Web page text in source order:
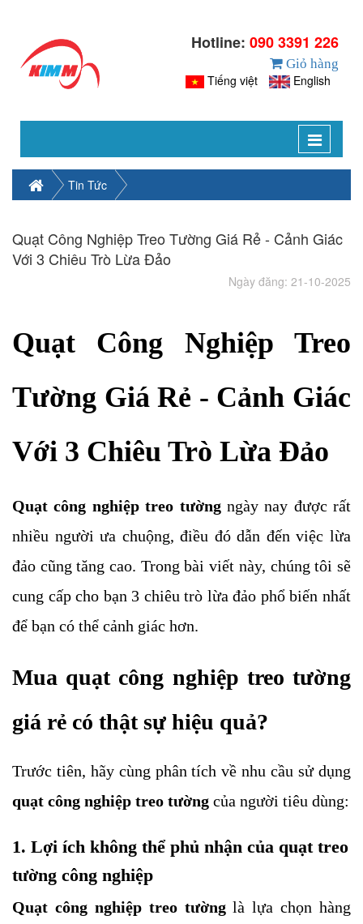
Hotline: 090 3391 226
Giỏ hàng
Tiếng việt English
Toggle
Tin Tức
Quạt Công Nghiệp Treo Tường Giá Rẻ - Cảnh Giác
Với 3 Chiêu Trò Lừa Đảo
Ngày đăng: 21-10-2025
Quạt Công Nghiệp Treo
Tường Giá Rẻ - Cảnh Giác
Với 3 Chiêu Trò Lừa Đảo
Quạt công nghiệp treo tường ngày nay được rất
nhiều người ưa chuộng, điều đó dẫn đến việc lừa
đảo cũng tăng cao. Trong bài viết này, chúng tôi sẽ
cung cấp cho bạn 3 chiêu trò lừa đảo phổ biến nhất
để bạn có thể cảnh giác hơn.
Mua quạt công nghiệp treo tường
giá rẻ có thật sự hiệu quả?
Trước tiên, hãy cùng phân tích về nhu cầu sử dụng
quạt công nghiệp treo tường của người tiêu dùng:
1. Lợi ích không thể phủ nhận của quạt treo
tường công nghiệp
Quạt công nghiệp treo tườnglà lựa chọn hàng